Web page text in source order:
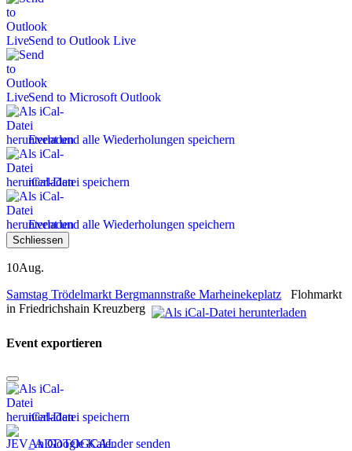
Send to Outlook Live
Send to Microsoft Outlook
Event und alle Wiederholungen speichern
iCal-Datei speichern
Event und alle Wiederholungen speichern
Schliessen
10Aug.
Samstag Trödelmarkt Bergmannstraße Marheinekeplatz Flohmarkt
in Friedrichshain Kreuzberg
Event exportieren
iCal-Datei speichern
An Google Kalender senden